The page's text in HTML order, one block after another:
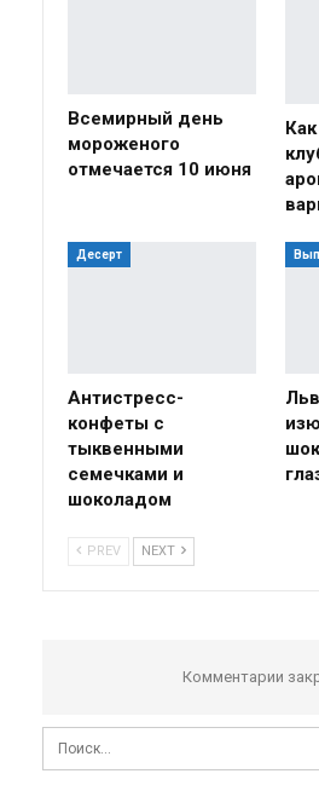
Всемирный день
мороженого
отмечается 10 июня
Десерт
Антистресс-
конфеты с
тыквенными
семечками и
шоколадом
PREV NEXT
Комментарии